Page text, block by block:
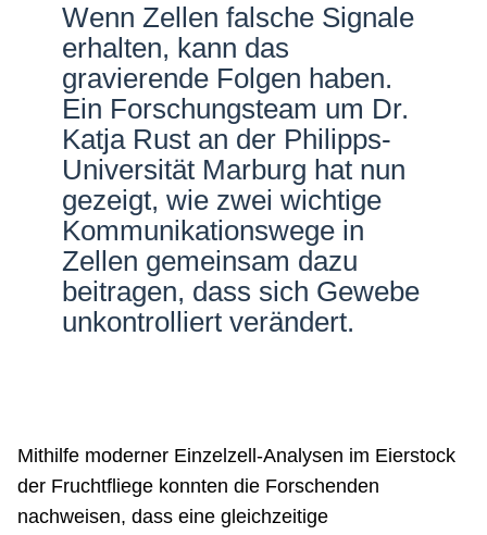
Wenn Zellen falsche Signale
erhalten, kann das
gravierende Folgen haben.
Ein Forschungsteam um Dr.
Katja Rust an der Philipps-
Universität Marburg hat nun
gezeigt, wie zwei wichtige
Kommunikationswege in
Zellen gemeinsam dazu
beitragen, dass sich Gewebe
unkontrolliert verändert.
Mithilfe moderner Einzelzell-Analysen im Eierstock
der Fruchtfliege konnten die Forschenden
nachweisen, dass eine gleichzeitige